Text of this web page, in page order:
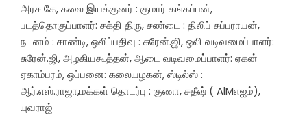
அரசு கே, கலை இயக்குனர் : குமார் கங்கப்பன்,
படத்தொகுப்பாளர்: சக்தி திரு, சண்டை : திலிப் சுப்பராயன்,
நடனம் : சாண்டி, ஒலிப்பதிவு : சுரேன்.ஜி, ஒலி வடிவமைப்பாளர்:
சுரேன்.ஜி, அழகியகூத்தன், ஆடை வடிவமைப்பாளர்: ஏகன்
ஏகாம்பரம், ஒப்பனை: கலையழகன், ஸ்டில்ஸ் :
ஆர்.எஸ்.ராஜா,மக்கள் தொடர்பு : குணா, சதீஷ் ( AlMஎஐம்),
யுவராஜ்